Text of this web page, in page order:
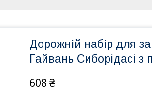
Дорожній набір для
Гайвань Сиборідасі з
608 ₴